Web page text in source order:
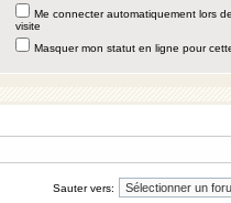
Me connecter automatiquement lors
visite
Masquer mon statut en ligne pour
Sauter vers: